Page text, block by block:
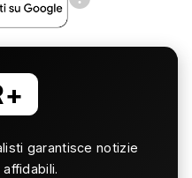
garantisce notizie